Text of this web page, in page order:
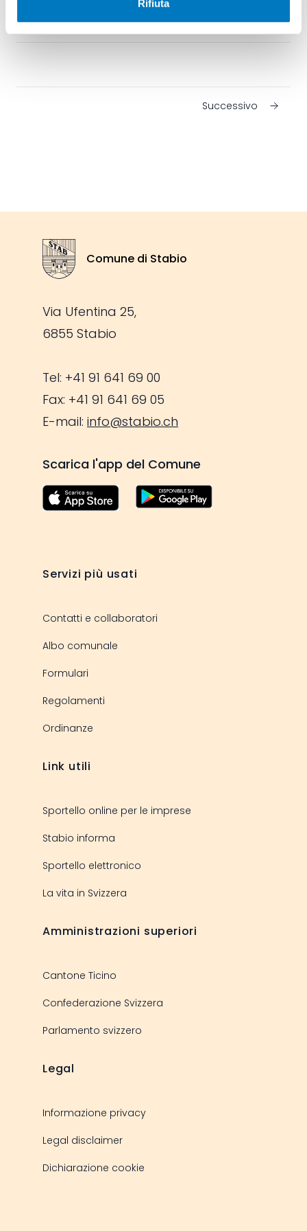
Rifiuta
[27 febbraio 2026] [161 KB PDF]
Successivo
Stemma Comune di Stabio
Comune di Stabio
Via Ufentina 25,
6855 Stabio
Tel: +41 91 641 69 00
Fax: +41 91 641 69 05
E-mail: info@stabio.ch
Scarica l'app del Comune
Servizi più usati
Contatti e collaboratori
Albo comunale
Formulari
Regolamenti
Ordinanze
Link utili
Sportello online per le imprese
Stabio informa
Sportello elettronico
La vita in Svizzera
Amministrazioni superiori
Cantone Ticino
Confederazione Svizzera
Parlamento svizzero
Legal
Informazione privacy
Legal disclaimer
Dichiarazione cookie